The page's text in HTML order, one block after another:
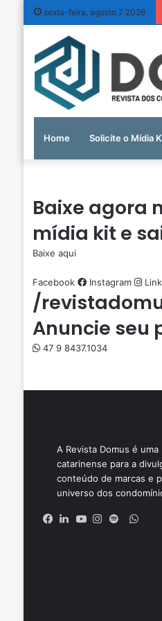
sexta-feira, agosto 7 2026
Home Solicite o Mídia
Baixe agora
mídia kit e
Baixe aqui
Facebook Instagram
/
Anuncie seu
47 9 8437.1034
A Revista Domus é uma
catarinense para a
conteúdo de marcas e
universo dos